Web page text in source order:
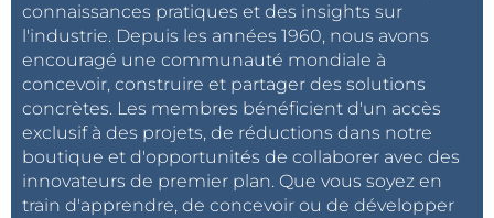
connaissances pratiques et des insights sur
l'industrie. Depuis les années 1960, nous avons
encouragé une communauté mondiale à
concevoir, construire et partager des solutions
concrètes. Les membres bénéficient d'un accès
exclusif à des projets, de réductions dans notre
boutique et d'opportunités de collaborer avec des
innovateurs de premier plan. Que vous soyez en
train d'apprendre, de concevoir ou de développer